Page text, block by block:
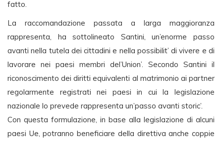
fatto.
La raccomandazione passata a larga maggioranza
rappresenta, ha sottolineato Santini, un’enorme passo
avanti nella tutela dei cittadini e nella possibilit’ di vivere e di
lavorare nei paesi membri del’Union’. Secondo Santini il
riconoscimento dei diritti equivalenti al matrimonio ai partner
regolarmente registrati nei paesi in cui la legislazione
nazionale lo prevede rappresenta un’passo avanti storic’.
Con questa formulazione, in base alla legislazione di alcuni
paesi Ue, potranno beneficiare della direttiva anche coppie